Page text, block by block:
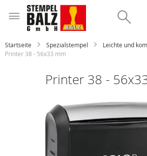
Inhalt
springen
Startseite Spezialstempel
Leichte und
Printer 38 - 56x33 mm
Printer 38 -